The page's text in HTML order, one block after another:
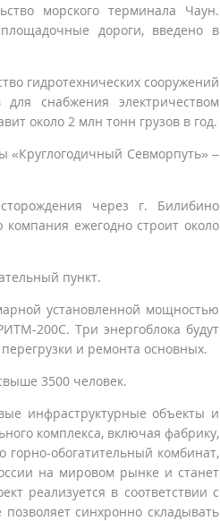
морского терминала Чаун.
дороги, введено в
гидротехнических сооружений
снабжения электричеством
около 2 млн тонн грузов в год.
«Круглогодичный Севморпуть» –
через г. Билибино
ежегодно строит около
пункт.
установленной мощностью
200С. Три энергоблока будут
и ремонта основных.
3500 человек.
инфраструктурные объекты и
комплекса, включая фабрику,
обогатительный комбинат,
на мировом рынке и станет
реализуется в соответствии с
синхронно складывать